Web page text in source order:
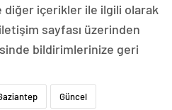
diğer içerikler ile ilgili olarak
sayfası üzerinden
bildirimlerinize geri
Güncel